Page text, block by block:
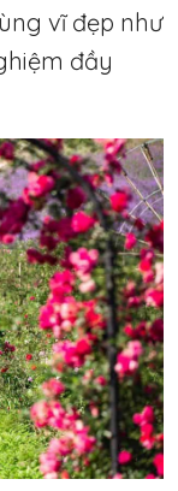
vĩ đẹp như
đầy